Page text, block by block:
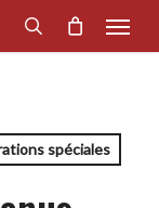
search
Menu
spéciales